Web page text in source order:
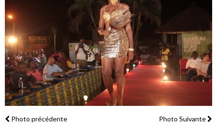
Photo précédente Photo Suivante